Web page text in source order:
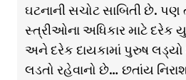
ઘટનાની સચોટ સાબિતી છે.
સ્ત્રીઓના અધિકાર માટે દરેક
અને દરેક દાયકામાં પુરુષ
લડતો રહેવાનો છે… છતાંય